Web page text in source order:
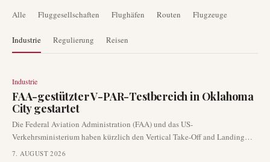
Alle Fluggesellschaften Flughäfen Routen Flugzeuge
Industrie Regulierung Reisen
Industrie
FAA-gestützter V-PAR-Testbereich in Oklahoma
City gestartet
Die Federal Aviation Administration (FAA) und das US-
Verkehrsministerium haben kürzlich den Vertical Take-Off and Landing
Procedures and Analysis Range (V-PAR) im Mike Monroney Aeronautical
7. AUGUST 2026